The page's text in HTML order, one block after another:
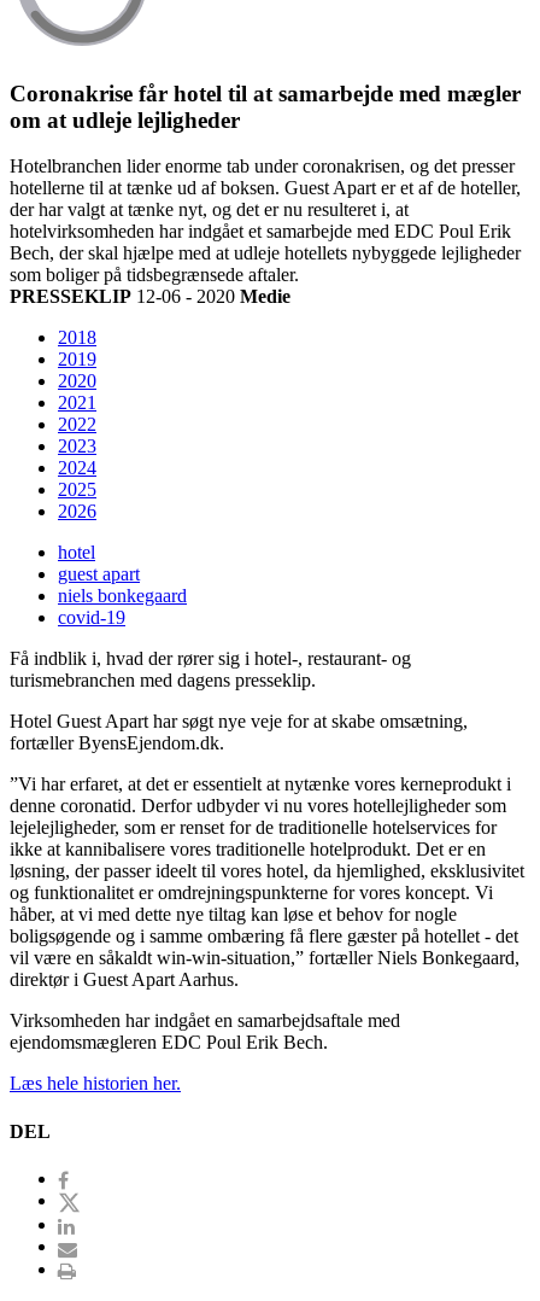
Coronakrise får hotel til at samarbejde med mægler
om at udleje lejligheder
Hotelbranchen lider enorme tab under coronakrisen, og det presser
hotellerne til at tænke ud af boksen. Guest Apart er et af de hoteller,
der har valgt at tænke nyt, og det er nu resulteret i, at
hotelvirksomheden har indgået et samarbejde med EDC Poul Erik
Bech, der skal hjælpe med at udleje hotellets nybyggede lejligheder
som boliger på tidsbegrænsede aftaler.
PRESSEKLIP 12-06 - 2020 Medie
2018
2019
2020
2021
2022
2023
2024
2025
2026
hotel
guest apart
niels bonkegaard
covid-19
Få indblik i, hvad der rører sig i hotel-, restaurant- og
turismebranchen med dagens presseklip.
Hotel Guest Apart har søgt nye veje for at skabe omsætning,
fortæller ByensEjendom.dk.
”Vi har erfaret, at det er essentielt at nytænke vores kerneprodukt i
denne coronatid. Derfor udbyder vi nu vores hotellejligheder som
lejelejligheder, som er renset for de traditionelle hotelservices for
ikke at kannibalisere vores traditionelle hotelprodukt. Det er en
løsning, der passer ideelt til vores hotel, da hjemlighed, eksklusivitet
og funktionalitet er omdrejningspunkterne for vores koncept. Vi
håber, at vi med dette nye tiltag kan løse et behov for nogle
boligsøgende og i samme ombæring få flere gæster på hotellet - det
vil være en såkaldt win-win-situation,” fortæller Niels Bonkegaard,
direktør i Guest Apart Aarhus.
Virksomheden har indgået en samarbejdsaftale med
ejendomsmægleren EDC Poul Erik Bech.
Læs hele historien her.
DEL